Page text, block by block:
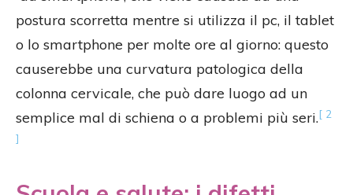
postura scorretta mentre si utilizza il pc, il tablet
o lo smartphone per molte ore al giorno: questo
causerebbe una curvatura patologica della
colonna cervicale, che può dare luogo ad un
semplice mal di schiena o a problemi più seri.[ 2
]